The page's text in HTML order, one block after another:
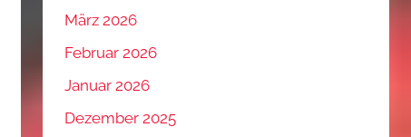
März 2026
Februar 2026
Januar 2026
Dezember 2025